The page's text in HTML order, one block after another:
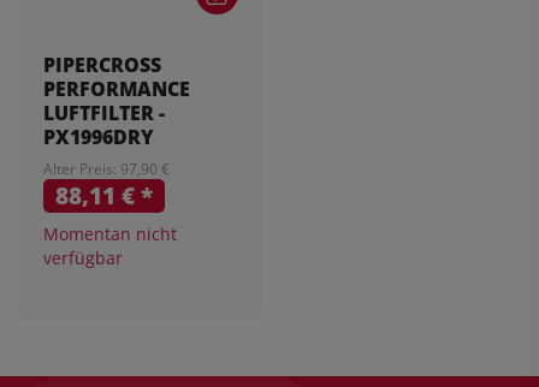
PIPERCROSS
PERFORMANCE
LUFTFILTER -
PX1996DRY
Alter Preis: 97,90 €
88,11 €*
Momentan nicht
verfügbar